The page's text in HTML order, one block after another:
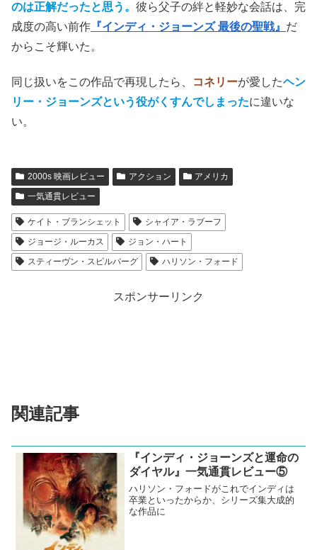
のは正解だったと思う 。 彼ら父子の絆と軽妙な会話は、完
成度の高い前作 『インディ・ジョーンズ 最後の聖戦』 だ
からこそ輝いた。
同じ扱いをこの作品で再現したら、 コネリーが愛したヘン
リー・ジョーンズという役がくすんでしまったに違いな
い。
2000s 映画レビュー アクション
アメリカ
一気通貫レビュー
ケイト・ブランシェット
シャイア・ラブーフ
ジョージ・ルーカス
ジョン・ハート
スティーヴン・スピルバーグ
ハリソン・フォード
スポンサーリンク
関連記事
『インディ・ジョーンズと運命の
ダイヤル』一気通貫レビュー⑤
ハリソン・フォードがこれでインディは
卒業といったからか、シリーズ集大成的
な作品に